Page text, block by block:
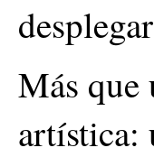
Más que
artística: